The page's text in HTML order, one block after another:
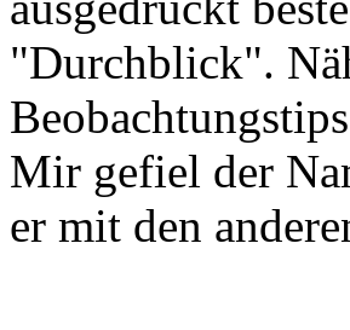
"Durchblick".
Mir gefiel der
er mit den